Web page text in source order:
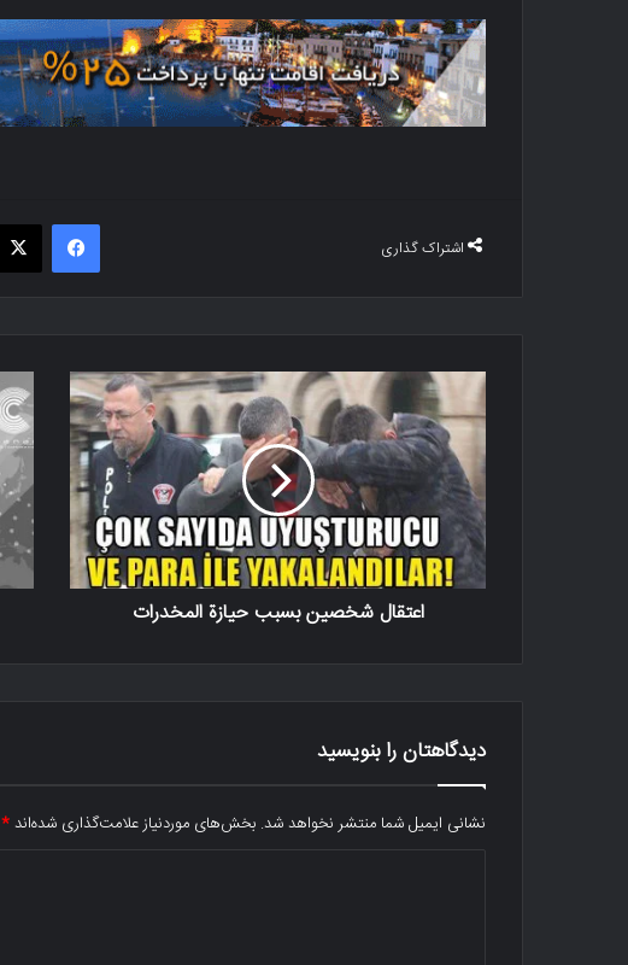
اشتراک گذاری
فیسبوک
اعتقال شخصين بسبب حيازة المخدرات
دیدگاهتان را بنویسید
نشانی ایمیل شما منتشر نخواهد شد. بخش‌های موردنیاز علامت‌گذاری شده‌اند*